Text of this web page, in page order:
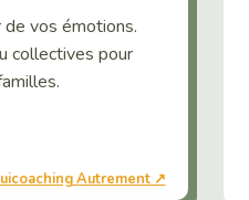
de vos émotions.
collectives pour
Autrement ↗